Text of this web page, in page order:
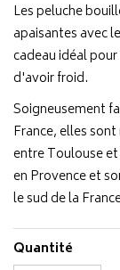
Les peluche
apaisantes avec
cadeau idéal
d'avoir froid.
Soigneusement
France, elles
entre Toulouse
en Provence et
le sud de la
Quantité